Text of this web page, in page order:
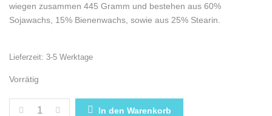
wiegen zusammen 445 Gramm und bestehen aus 60%
Sojawachs, 15% Bienenwachs, sowie aus 25% Stearin.
Lieferzeit: 3-5 Werktage
Vorrätig
2ER SET KERZENWACHSSCHALEN IN ROT MIT
In den Warenkorb